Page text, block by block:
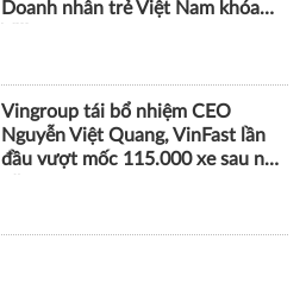
Doanh nhân trẻ Việt Nam khóa
Vingroup tái bổ nhiệm CEO
Nguyễn Việt Quang, VinFast lần
đầu vượt mốc 115.000 xe sau nửa